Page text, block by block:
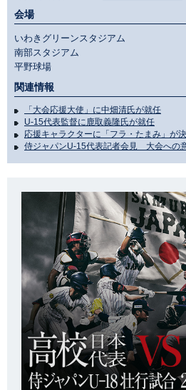
会場
いわきグリーンスタジアム
南部スタジアム
平野球場
関連情報
「大会応援大使」に中畑清氏が就任
U-15代表監督に鹿取義隆氏が就任
応援キャラクターに「フラ・たまみ」が
侍ジャパンU-15代表記者会見 大会への